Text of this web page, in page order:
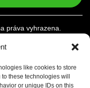
like cookies to store
these technologies will
or unique IDs on this
práva vyhrazena.